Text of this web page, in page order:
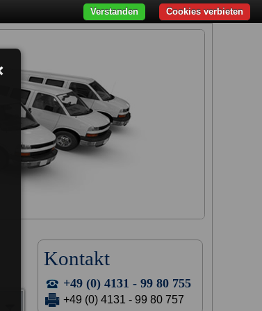
Kontakt
+49 (0) 4131 - 99 80 755
+49 (0) 4131 - 99 80 757
Cookies verbieten
Verstanden